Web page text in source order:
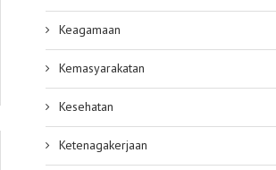
Keagamaan
Kemasyarakatan
Kesehatan
Ketenagakerjaan